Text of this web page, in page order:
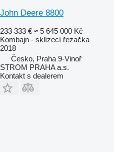
John Deere 8800
233 333 € ≈ 5 645 000 Kč
Kombajn - sklízecí řezačka
2018
Česko, Praha 9-Vinoř
STROM PRAHA a.s.
Kontakt s dealerem